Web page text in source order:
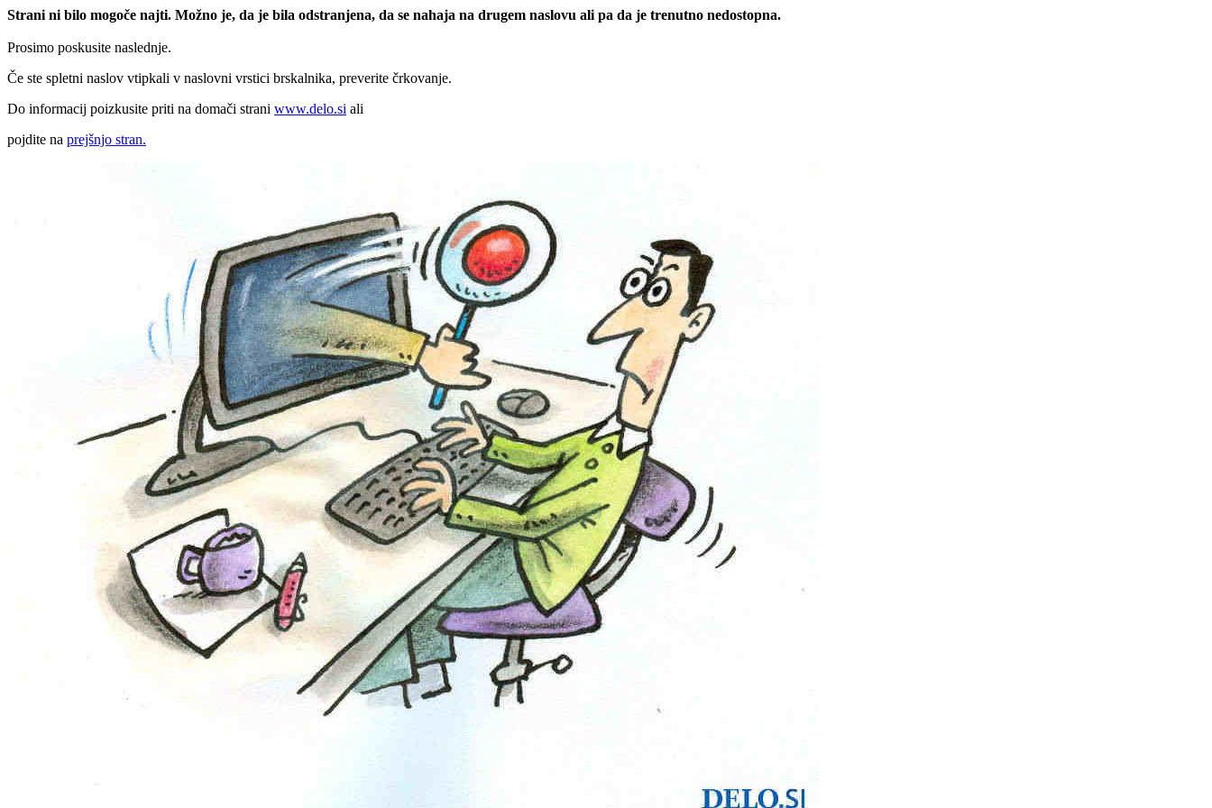
Strani ni bilo mogoče najti. Možno je, da je bila odstranjena, da se nahaja na drugem naslovu ali pa da je trenutno nedostopna.
Prosimo poskusite naslednje.
Če ste spletni naslov vtipkali v naslovni vrstici brskalnika, preverite črkovanje.
Do informacij poizkusite priti na domači strani www.delo.si ali
pojdite na prejšnjo stran.